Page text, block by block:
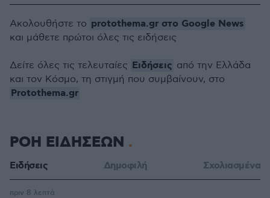
Ακολουθήστε το protothema.gr στο Google News
και μάθετε πρώτοι όλες τις ειδήσεις
Δείτε όλες τις τελευταίες Ειδήσεις από την Ελλάδα
και τον Κόσμο, τη στιγμή που συμβαίνουν, στο
Protothema.gr
ΡΟΗ ΕΙΔΗΣΕΩΝ
Ειδήσεις Δημοφιλή Σχολιασμένα
πριν 8 λεπτά